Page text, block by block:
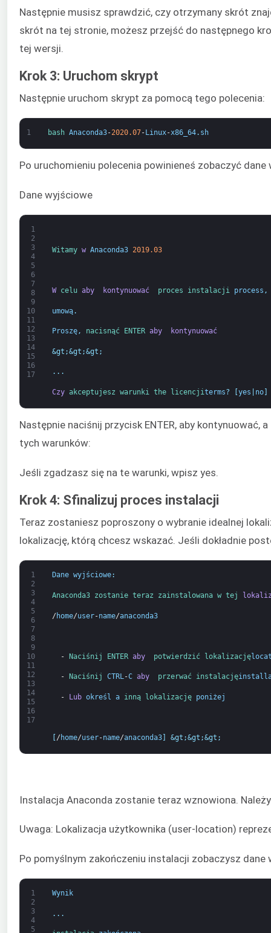
Następnie musisz sprawdzić, czy otrzymany skrót
skrót na tej stronie, możesz przejść do następnego
tej wersji.
Krok 3: Uruchom skrypt
Następnie uruchom skrypt za pomocą tego polecenia:
1 bash Anaconda3-2020.07- Linux-x86_64. sh
Po uruchomieniu polecenia powinieneś zobaczyć
Dane wyjściowe
1
2
3
4
5
6
7
8
9
10
11
12
13
14
15
16
17
Witamy w Anaconda3 2019.03
W celu aby kontynuować proces instalacji process ,
umową.
Proszę, nacisnąć ENTER aby kontynuować
&gt;&gt;&gt;
. . .
Czy akceptujesz warunki the licencjiterms? yes no]
Następnie naciśnij przycisk ENTER, aby
tych warunków:
Jeśli zgadzasz się na te warunki, wpisz yes.
Krok 4: Sfinalizuj proces instalacji
Teraz zostaniesz poproszony o wybranie idealnej
lokalizację, którą chcesz wskazać. Jeśli dokładnie
1
2
3
4
5
6
7
8
9
10
11
12
13
14
15
16
17
Dane wyjściowe:
Anaconda3 zostanie teraz zainstalowana w tej
/ home/user-name/anaconda3
- Naciśnij ENTER aby potwierdzić lokalizację
- Naciśnij CTRL-C aby przerwać instalację
- Lub określ a inną lokalizację poniżej
/ home/user-name/anaconda3] &gt;&gt;&gt;
Instalacja Anaconda zostanie teraz wznowiona.
Uwaga: Lokalizacja użytkownika (user-location)
Po pomyślnym zakończeniu instalacji zobaczysz
1
2
3
4
5
Wynik
. . .